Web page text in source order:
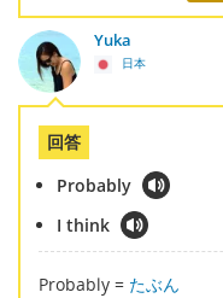
Yuka
日本
回答
Probably
I think
Probably = たぶん